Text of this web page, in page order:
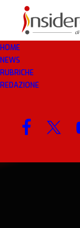
HOME
NEWS
RUBRICHE
REDAZIONE
16 GEN 2019